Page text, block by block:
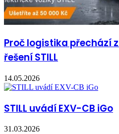
Proč logistika přechází
řešení STILL
14.05.2026
STILL uvádí EXV-CB iGo
31.03.2026